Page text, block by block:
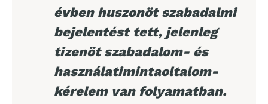
évben huszonöt szabadalmi
bejelentést tett, jelenleg
tizenöt szabadalom- és
használatimintaoltalom-
kérelem van folyamatban.